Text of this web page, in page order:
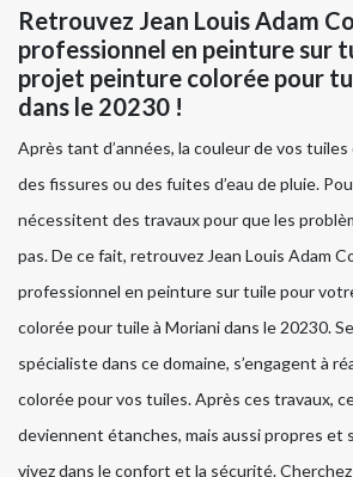
Retrouvez Jean Louis Adam
professionnel en peinture sur
projet peinture colorée pour
dans le 20230 !
Après tant d’années, la couleur de vos
des fissures ou des fuites d’eau de pluie.
nécessitent des travaux pour que les
pas. De ce fait, retrouvez Jean Louis Adam
professionnel en peinture sur tuile pour
colorée pour tuile à Moriani dans le 20230.
spécialiste dans ce domaine, s’engagent à
colorée pour vos tuiles. Après ces travaux,
deviennent étanches, mais aussi propres et
vivez dans le confort et la sécurité.